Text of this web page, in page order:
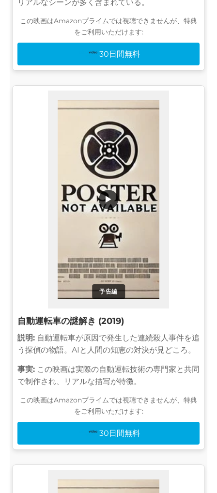
リアルなシーンが多く含まれている。
この映画はAmazonプライムでは視聴できませんが、特典
をご利用いただけます:
30日間無料
予告編
▶
自動運転車の謎解き (2019)
説明: 自動運転車が原因で発生した連続殺人事件を追
う探偵の物語。AIと人間の知恵の対決が見どころ。
事実: この映画は実際の自動運転技術の専門家と共同
で制作され、リアルな描写が特徴。
この映画はAmazonプライムでは視聴できませんが、特典
をご利用いただけます:
30日間無料